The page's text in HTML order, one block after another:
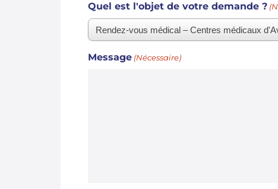
Quel est l'objet de votre demande ?
Message (Nécessaire)